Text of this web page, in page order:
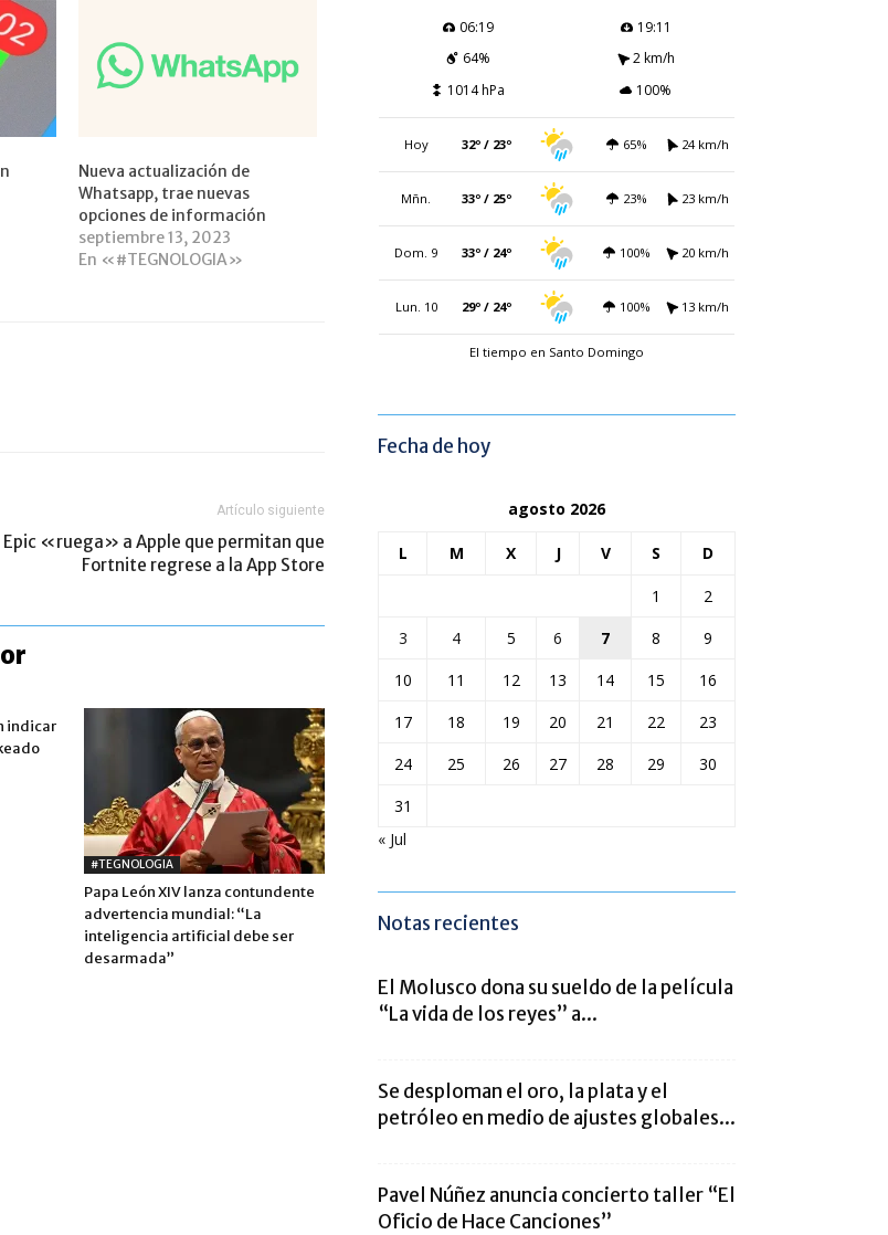
Nueva actualización de
Whatsapp, trae nuevas
opciones de información
septiembre 13, 2023
En «#TEGNOLOGIA»
Artículo siguiente
Epic «ruega» a Apple que permitan que
Fortnite regrese a la App Store
indicar
#TEGNOLOGIA
Papa León XIV lanza contundente
advertencia mundial: “La
inteligencia artificial debe ser
desarmada”
06:19
19:11
64%
2 km/h
1014 hPa
100%
Hoy 32º / 23º 65% 24 km/h
Mñn. 33º / 25º 23% 23 km/h
Dom. 9 33º / 24º 100% 20 km/h
Lun. 10 29º / 24º 100% 13 km/h
El tiempo en Santo Domingo
Fecha de hoy
agosto 2026
L M X J V S D
1
2
3
4 5 6 7 8
9
10
11 12 13 14 15
16
17
18 19 20 21 22
23
24
25 26 27 28 29
30
31
« Jul
Notas recientes
El Molusco dona su sueldo de la película
“La vida de los reyes” a...
Se desploman el oro, la plata y el
petróleo en medio de ajustes globales...
Pavel Núñez anuncia concierto taller “El
Oficio de Hace Canciones”